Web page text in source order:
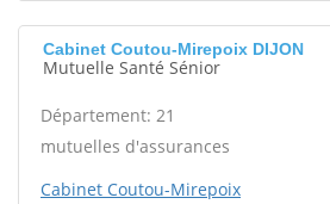
Cabinet Coutou-Mirepoix DIJON
Mutuelle Santé Sénior
Département: 21
mutuelles d'assurances
Cabinet Coutou-Mirepoix